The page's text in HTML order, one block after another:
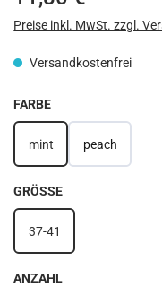
Preise inkl. MwSt. zzgl.
Versandkostenfrei
FARBEAUSWÄHLEN
mint peach
GRÖSSE AUSWÄHLEN
37-41
ANZAHL